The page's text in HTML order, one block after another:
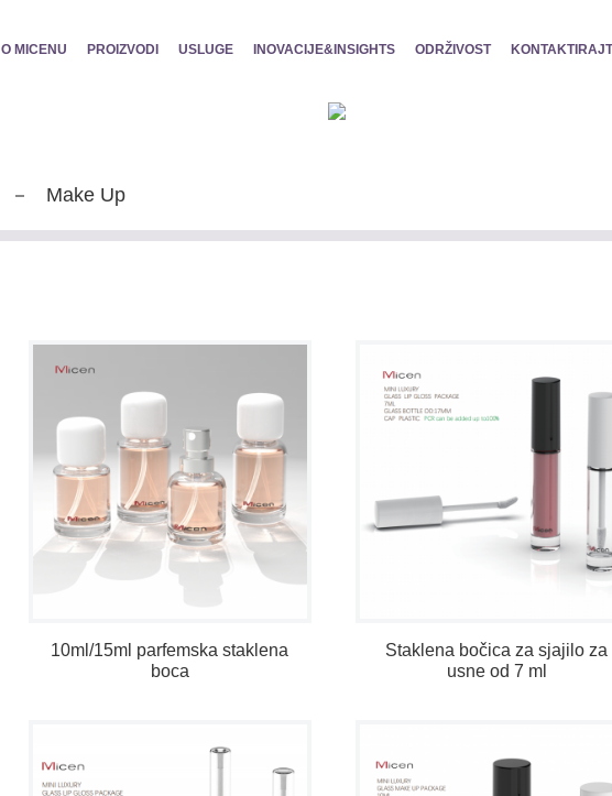
O MICENU PROIZVODI USLUGE INOVACIJE&INSIGHTS ODRŽIVOST
Make Up
10ml/15ml parfemska staklena
boca
Staklena bočica za sjajilo za
usne od 7 ml